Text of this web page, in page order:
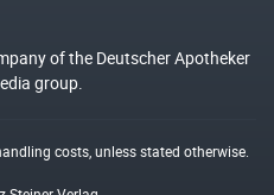
of the Deutscher Apotheker
group.
costs, unless stated otherwise.